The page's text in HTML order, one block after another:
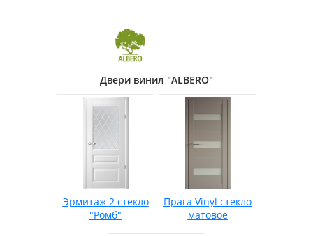
Двери винил "ALBERO"
Эрмитаж 2 стекло
"Ромб"
Прага Vinyl стекло
матовое